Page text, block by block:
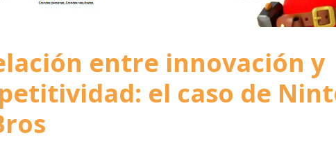
entre innovación y
el caso de